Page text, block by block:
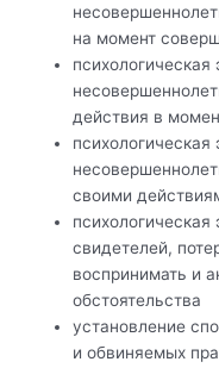
на момент
психологическая
действия в
психологическая
своими
психологическая
свидетелей,
воспринимать и
обстоятельства
установление
и обвиняемых